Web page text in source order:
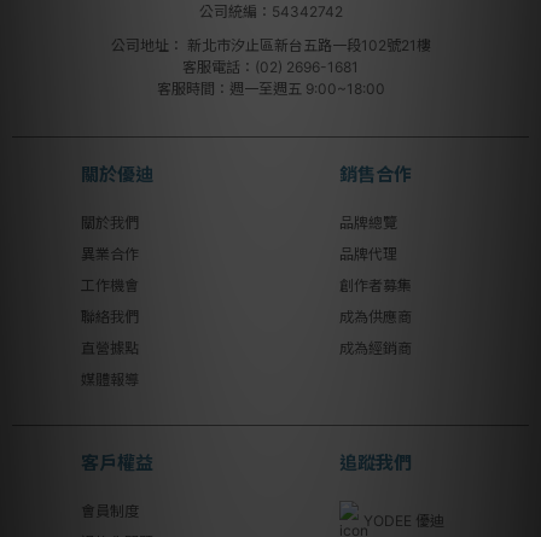
公司統編：54342742
公司地址： 新北市汐止區新台五路一段102號21樓
客服電話：(02) 2696-1681
客服時間：週一至週五 9:00~18:00
關於優迪
關於我們
異業合作
工作機會
聯絡我們
直營據點
媒體報導
銷售合作
品牌總覽
品牌代理
創作者募集
成為供應商
成為經銷商
客戶權益
會員制度
追蹤我們
YODEE 優迪